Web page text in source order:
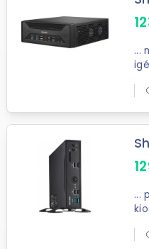
... mellett. Sokféle csatlakozójának köszönhetően többféle feladat
... professzionális alkalmazásokhoz, mint a digitális feliratok, POS,